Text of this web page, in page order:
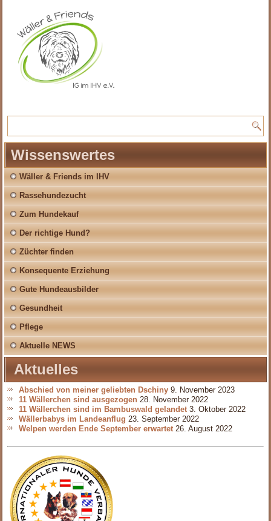
Wissenswertes
Wäller & Friends im IHV
Rassehundezucht
Zum Hundekauf
Der richtige Hund?
Züchter finden
Konsequente Erziehung
Gute Hundeausbilder
Gesundheit
Pflege
Aktuelle NEWS
Aktuelles
Abschied von meiner geliebten Dschiny 9. November 2023
11 Wällerchen sind ausgezogen 28. November 2022
11 Wällerchen sind im Bambuswald gelandet 3. Oktober 2022
Wällerbabys im Landeanflug 23. September 2022
Welpen werden Ende September erwartet 26. August 2022